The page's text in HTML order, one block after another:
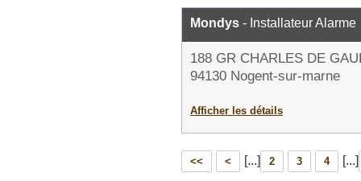
Mondys - Installateur Alarme
188 GR CHARLES DE
94130 Nogent-sur-marne
Afficher les détails
<< < [...] 2 3 4 [...]